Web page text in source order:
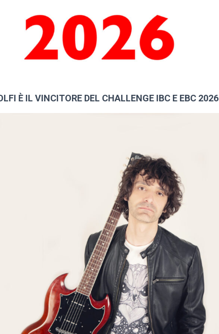
È IL VINCITORE DEL CHALLENGE IBC E EBC 2026